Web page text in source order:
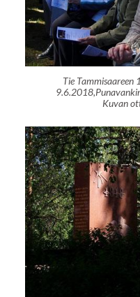
Tie
Kuvan